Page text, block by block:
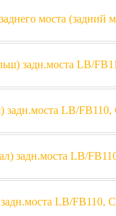
моста (задний
задн.моста LB/
LB/FB110,
задн.моста LB/
LB/FB110,